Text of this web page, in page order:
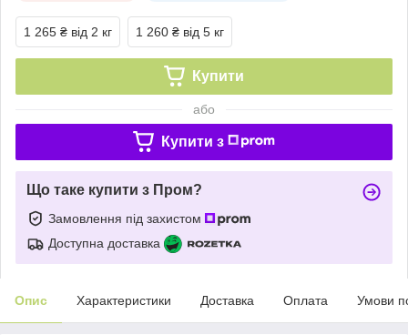
1 265 ₴ від 2 кг 1 260 ₴ від 5 кг
Купити
або
Купити з
Що таке купити з Пром?
Замовлення під захистом
Доступна доставка
Опис Характеристики Доставка Оплата Умови